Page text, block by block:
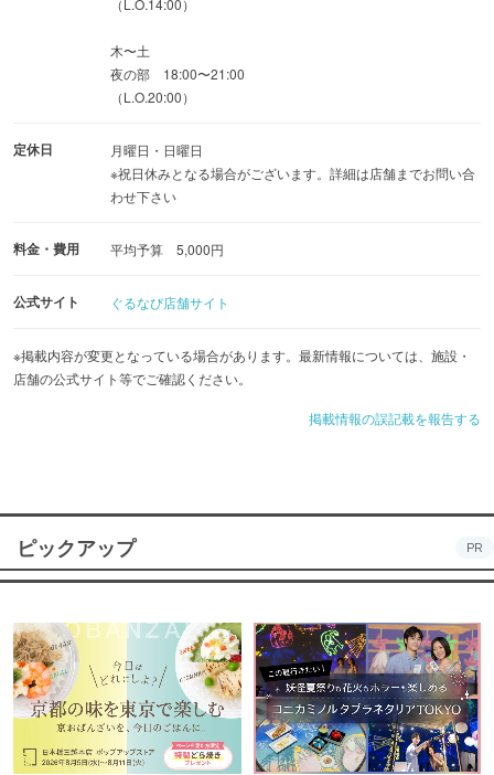
木〜土
夜の部 18:00〜21:00
（L.O.20:00）
定休日
月曜日・日曜日
※祝日休みとなる場合がございます。詳細は店舗までお問い合
わせ下さい
料金・費用 平均予算 5,000円
公式サイト ぐるなび店舗サイト
※掲載内容が変更となっている場合があります。最新情報については、施設・
店舗の公式サイト等でご確認ください。
掲載情報の誤記載を報告する
ピックアップ PR